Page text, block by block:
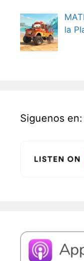
la
Siguenos en: